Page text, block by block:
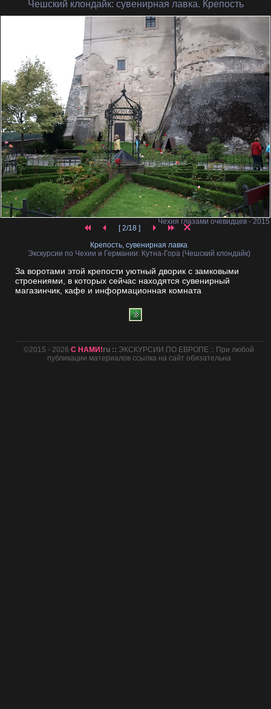
Чешский клондайк: сувенирная лавка. Крепость
Чехия глазами очевидцев - 2015
[ 2/18 ]
Крепость, сувенирная лавка
Экскурсии по Чехии и Германии: Кутна-Гора (Чешский клондайк)
За воротами этой крепости уютный дворик с замковыми
строениями, в которых сейчас находятся сувенирный
магазинчик, кафе и информационная комната
©2015 - 2026С НАМИ!ru :: ЭКСКУРСИИ ПО ЕВРОПЕ :: При любой
публикации материалов ссылка на сайт обязательна